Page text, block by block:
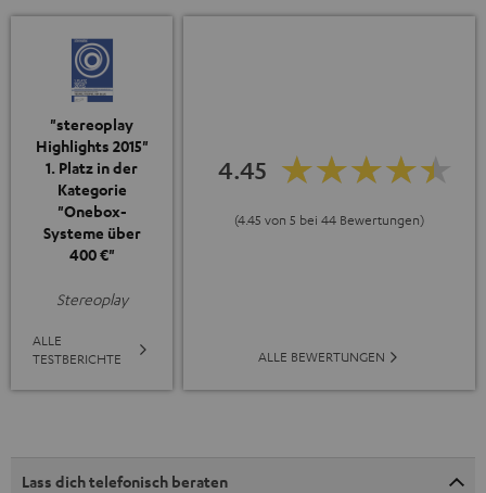
"stereoplay
Highlights 2015"
1. Platz in der
Kategorie
"Onebox-
Systeme über
400 €"
Stereoplay
ALLE
TESTBERICHTE
4.45
(4.45 von 5 bei 44 Bewertungen)
ALLE BEWERTUNGEN
Lass dich telefonisch beraten